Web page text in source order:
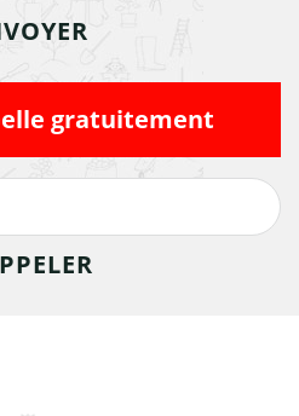
gratuitement